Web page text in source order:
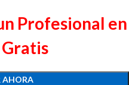
Profesional en
AHORA